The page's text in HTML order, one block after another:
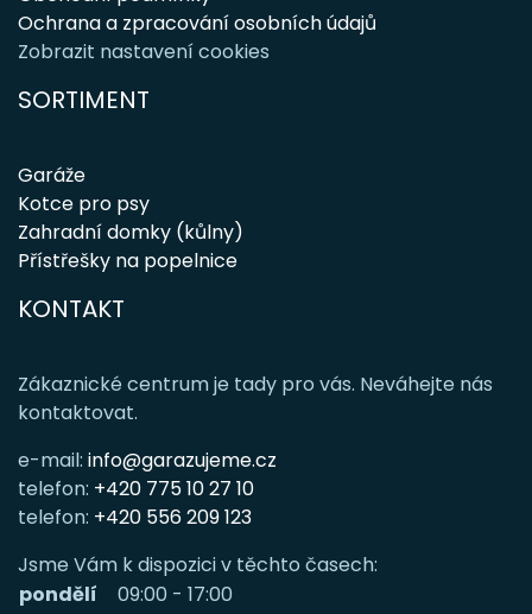
Ochrana a zpracování osobních údajů
Zobrazit nastavení cookies
SORTIMENT
Garáže
Kotce pro psy
Zahradní domky (kůlny)
Přístřešky na popelnice
KONTAKT
Zákaznické centrum je tady pro vás. Neváhejte nás
kontaktovat.
e-mail: info@garazujeme.cz
telefon: +420 775 10 27 10
telefon: +420 556 209 123
Jsme Vám k dispozici v těchto časech:
pondělí
09:00 - 17:00